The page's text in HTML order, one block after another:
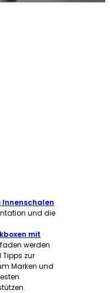
und die
mit
werden
zur
Marken und